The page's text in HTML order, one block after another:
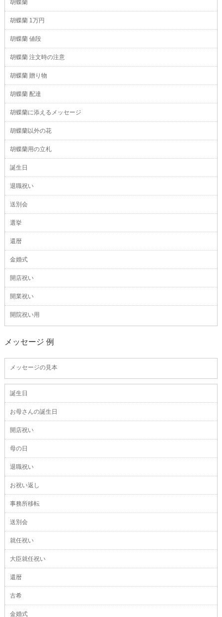
胡蝶蘭
胡蝶蘭 1万円
胡蝶蘭 値段
胡蝶蘭 注文時の注意
胡蝶蘭 贈り物
胡蝶蘭 配達
胡蝶蘭に添えるメッセージ
胡蝶蘭以外の花
胡蝶蘭用の立札
誕生日
退職祝い
送別会
選挙
還暦
金婚式
開店祝い
開業祝い
開院祝い用
メッセージ 例
メッセージの見本
誕生日
お母さんの誕生日
開店祝い
母の日
退職祝い
お祝い返し
事務所移転
送別会
就任祝い
大臣就任祝い
還暦
古希
金婚式